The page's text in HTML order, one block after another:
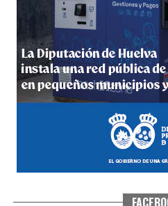
4º DÍA DE LAS FIESTAS
hace 6 días·Huelvatv